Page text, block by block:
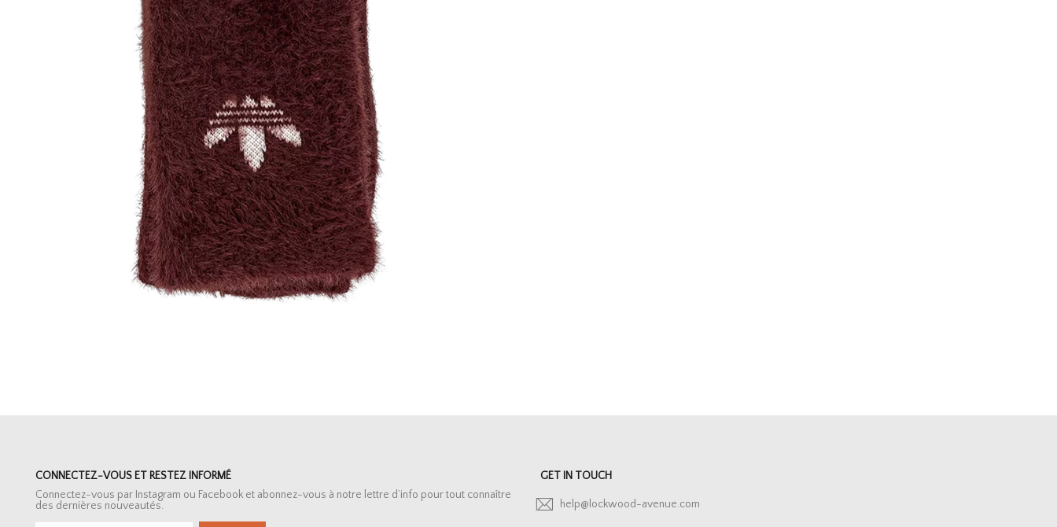
CONNECTEZ-VOUS ET RESTEZ INFORMÉ
Connectez-vous par Instagram ou Facebook et abonnez-vous à notre lettre d’info pour tout connaître
des dernières nouveautés.
GET IN TOUCH
help@lockwood-avenue.com